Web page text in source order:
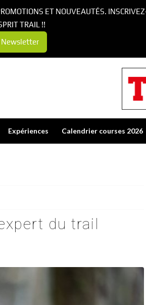
Expériences Calendrier courses 2026
du trail
ET NOUVEAUTÉS.
TRAIL !!
Newsletter